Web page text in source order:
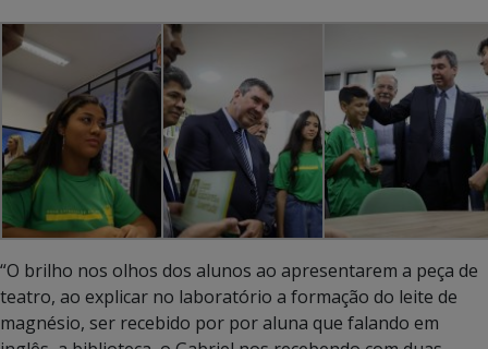
“O brilho nos olhos dos alunos ao apresentarem a peça de
teatro, ao explicar no laboratório a formação do leite de
magnésio, ser recebido por por aluna que falando em